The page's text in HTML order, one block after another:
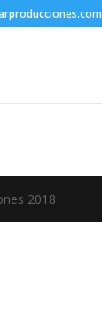
2018